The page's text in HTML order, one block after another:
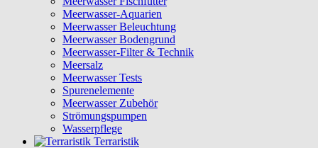
Meerwasser-Aquarien
Meerwasser Beleuchtung
Meerwasser Bodengrund
Meerwasser-Filter & Technik
Meersalz
Meerwasser Tests
Spurenelemente
Meerwasser Zubehör
Strömungspumpen
Wasserpflege
Terraristik